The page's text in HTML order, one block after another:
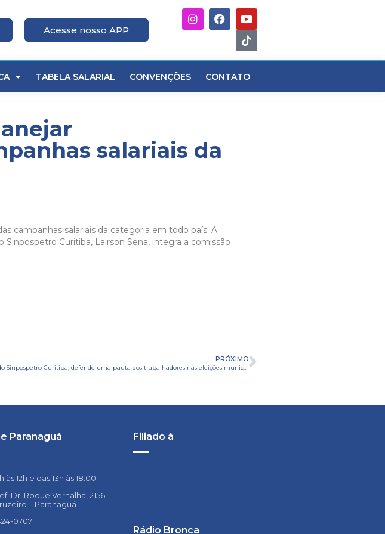
Acesse nosso APP
TABELA SALARIAL CONVENÇÕES CONTATO
salariais da
campanhas salariais da categoria em todo país. A
Curitiba, Lairson Sena, integra a comissão
PRÓXIMO
Lairson Sena, presidente do Sinpospetro Curitiba, defende uma pauta dos trabalhadores nas eleições municipais.
Paranaguá
às 12h e das 13h às 18:00
Dr. Roque Vernalha, 2156–
– Paranaguá
0707
Filiado à
Rádio Bronca